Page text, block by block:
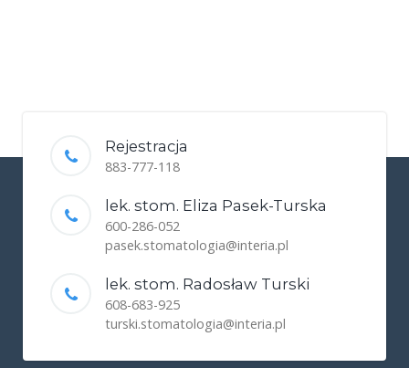
Rejestracja
883-777-118
lek. stom. Eliza Pasek-Turska
600-286-052
pasek.stomatologia@interia.pl
lek. stom. Radosław Turski
608-683-925
turski.stomatologia@interia.pl